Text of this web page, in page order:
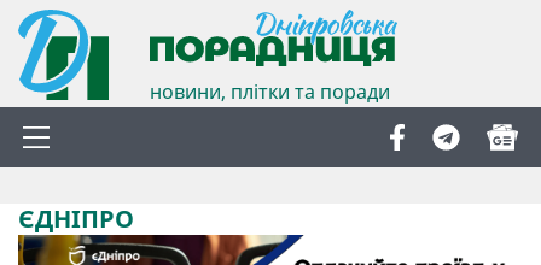
новини, плітки та поради
ЄДНІПРО